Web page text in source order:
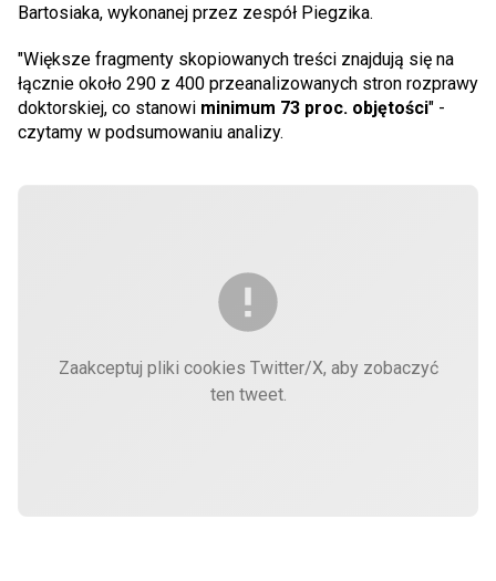
Bartosiaka, wykonanej przez zespół Piegzika.
"Większe fragmenty skopiowanych treści znajdują się na
łącznie około 290 z 400 przeanalizowanych stron rozprawy
doktorskiej, co stanowi minimum 73 proc. objętości" -
czytamy w podsumowaniu analizy.
Zaakceptuj pliki cookies Twitter/X, aby zobaczyć
ten tweet.